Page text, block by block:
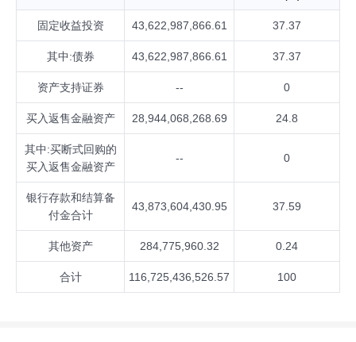
固定收益投资 43,622,987,866.61 37.37
其中:债券 43,622,987,866.61 37.37
资产支持证券 -- 0
买入返售金融资产 28,944,068,268.69 24.8
其中:买断式回购的
买入返售金融资产
-- 0
银行存款和结算备
付金合计
43,873,604,430.95 37.59
其他资产 284,775,960.32 0.24
合计 116,725,436,526.57 100